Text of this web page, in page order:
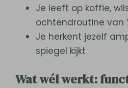
Je leeft op koffie,
ochtendroutine van
Je herkent jezelf
spiegel kijkt
Wat wél werkt: